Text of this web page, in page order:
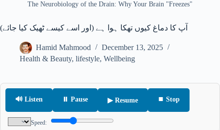
The Neurobiology of the Drain: Why Your Brain "Freezes"
آپ کا دماغ کیوں تھکا ہوا ہے (اور اسے کیسے ٹھیک کیا جائے)
Hamid Mahmood
December 13, 2025
Health & Beauty, lifestyle, Wellbeing
🔊 Listen ⏸ Pause ▶ Resume ⏹ Stop
Speed: